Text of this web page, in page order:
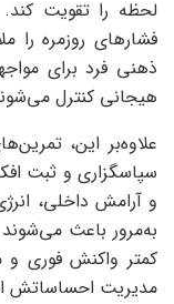
لحظه را تقویت
فشارهای روزمره را
ذهنی فرد برای
هیجانی کنترل
علاوه‌بر این،
سپاسگزاری و ثبت
و آرامش داخلی،
به‌مرور باعث
کمتر واکنش فوری
مدیریت احساساتش